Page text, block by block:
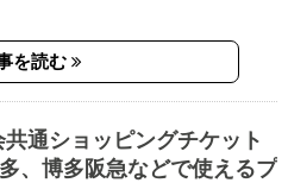
を読む
通ショッピングチケット
、博多阪急などで使えるプ